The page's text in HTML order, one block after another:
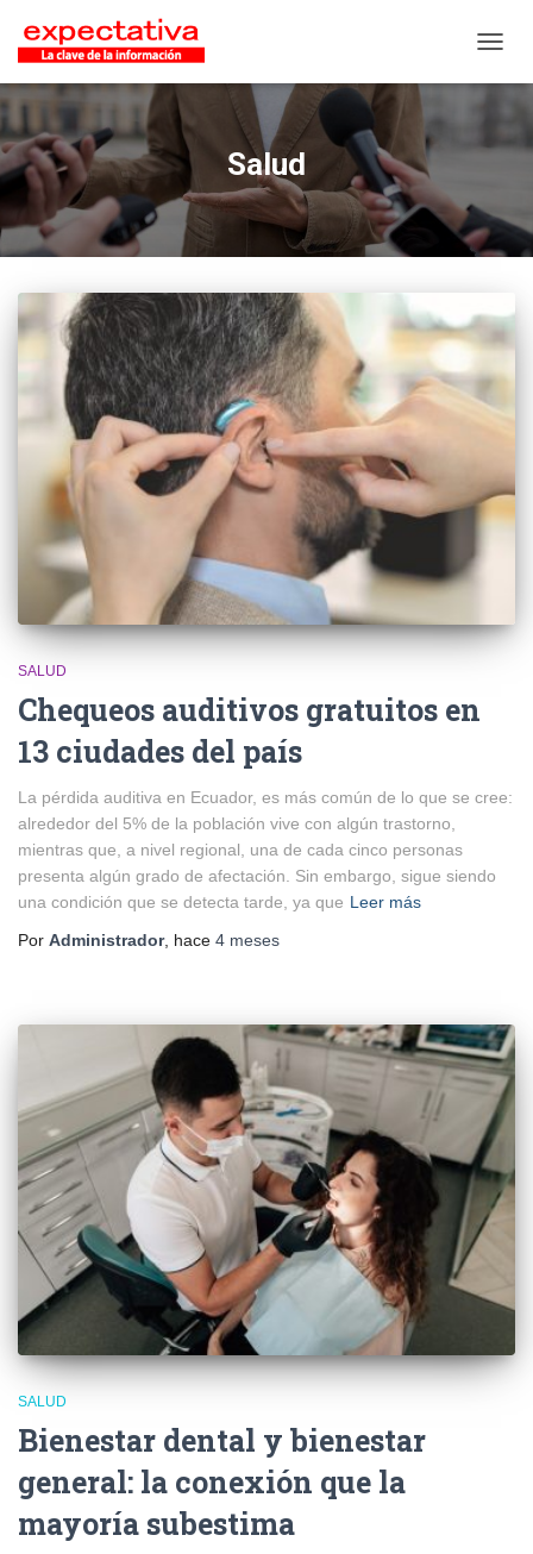
Salud
SALUD
Chequeos auditivos gratuitos en
13 ciudades del país
La pérdida auditiva en Ecuador, es más común de lo que se cree:
alrededor del 5% de la población vive con algún trastorno,
mientras que, a nivel regional, una de cada cinco personas
presenta algún grado de afectación. Sin embargo, sigue siendo
una condición que se detecta tarde, ya que Leer más
Por Administrador, hace 4 meses
SALUD
Bienestar dental y bienestar
general: la conexión que la
mayoría subestima